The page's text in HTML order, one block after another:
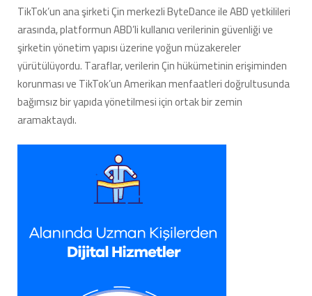
TikTok’un ana şirketi Çin merkezli ByteDance ile ABD yetkilileri
arasında, platformun ABD’li kullanıcı verilerinin güvenliği ve
şirketin yönetim yapısı üzerine yoğun müzakereler
yürütülüyordu. Taraflar, verilerin Çin hükümetinin erişiminden
korunması ve TikTok’un Amerikan menfaatleri doğrultusunda
bağımsız bir yapıda yönetilmesi için ortak bir zemin
aramaktaydı.